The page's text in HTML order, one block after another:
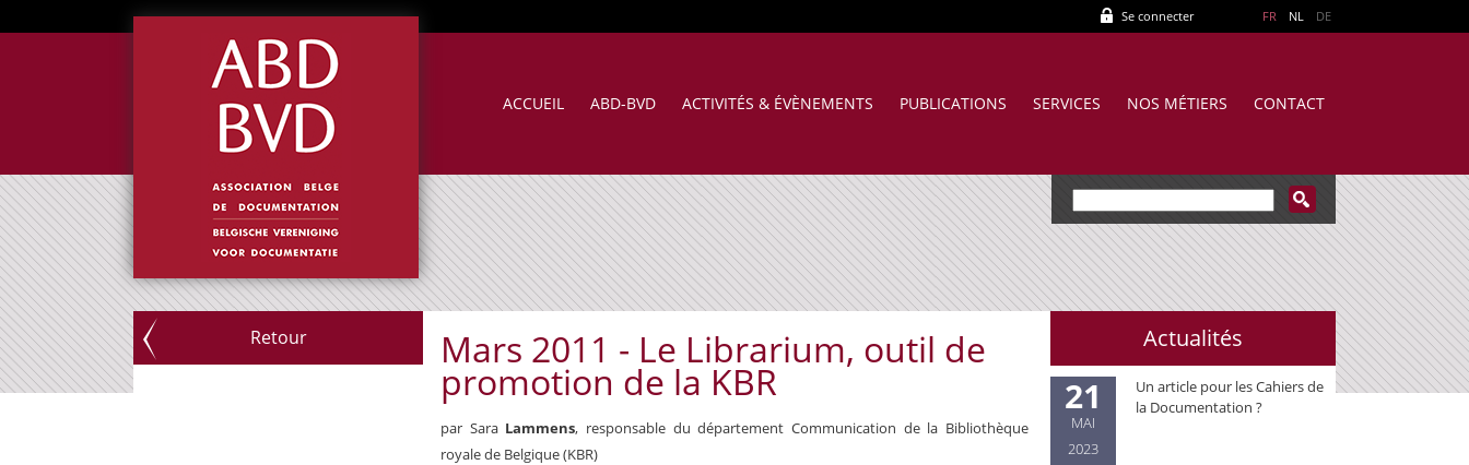
Se connecter FR NL DE
ACCUEIL ABD-BVD ACTIVITÉS & ÉVÈNEMENTS PUBLICATIONS SERVICES NOS MÉTIERS CONTACT
Retour Mars 2011 - Le Librarium, outil de
promotion de la KBR
par Sara Lammens, responsable du département Communication de la Bibliothèque
royale de Belgique (KBR)
Actualités
21
MAI
2023
Un article pour les Cahiers de
la Documentation ?